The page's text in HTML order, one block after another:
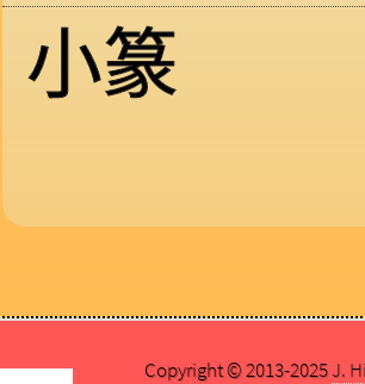
小篆
Copyright © 2013-2025J.